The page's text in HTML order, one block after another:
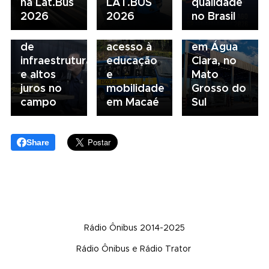
2026
2026
no Brasil
da FAESP
alerta para
gargalos
de
infraestrutura
e altos
juros no
campo
da frota
escolar
fortalece
acesso à
educação
e
mobilidade
em Macaé
Volvo
inaugura
concessionária
em Água
Clara, no
Mato
Grosso do
Sul
Share
Rádio Ônibus 2014-2025
Rádio Ônibus e Rádio Trator